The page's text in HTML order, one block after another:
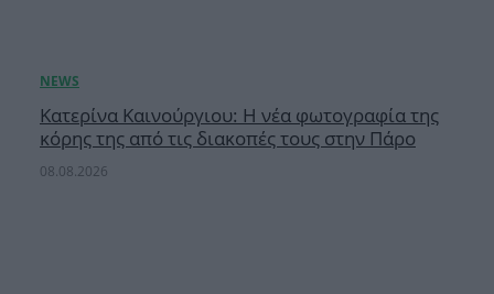
Κατερίνα Καινούργιου: Η νέα φωτογραφία της
κόρης της από τις διακοπές τους στην Πάρο
08.08.2026